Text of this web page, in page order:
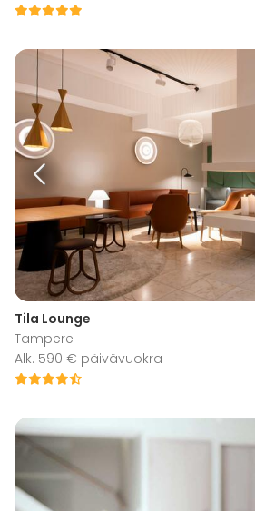
Tila Lounge
Tampere
Alk. 590 € päivävuokra